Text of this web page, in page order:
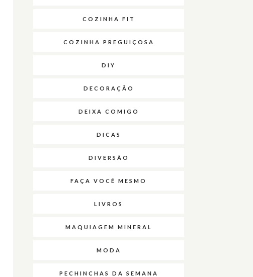
COZINHA FIT
COZINHA PREGUIÇOSA
DIY
DECORAÇÃO
DEIXA COMIGO
DICAS
DIVERSÃO
FAÇA VOCÊ MESMO
LIVROS
MAQUIAGEM MINERAL
MODA
PECHINCHAS DA SEMANA